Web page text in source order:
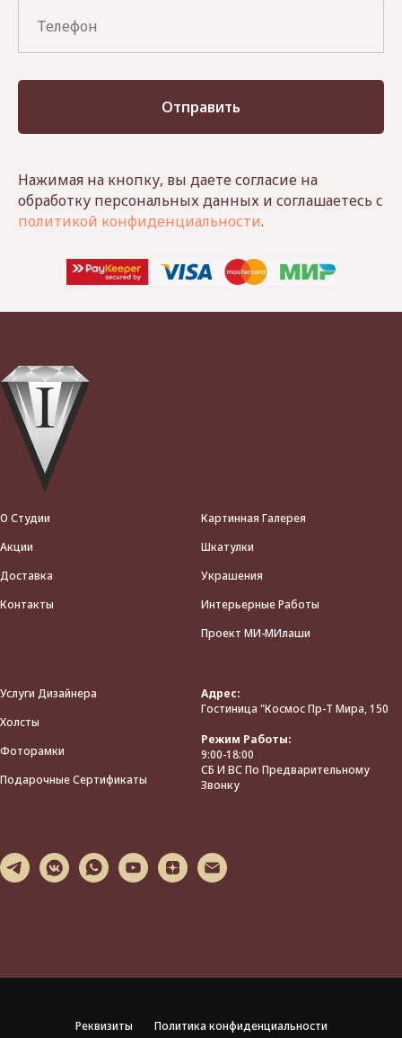
Отправить
Нажимая на кнопку, вы даете согласие на
обработку персональных данных и соглашаетесь c
политикой конфиденциальности.
О Студии
Акции
Доставка
Контакты
Картинная Галерея
Шкатулки
Украшения
Интерьерные Работы
Проект МИ-МИлаши
Услуги Дизайнера
Холсты
Фоторамки
Подарочные Сертификаты
Адрес:
Гостиница "Космос Пр-Т Мира, 150
Режим Работы:
9:00-18:00
СБ И ВС По Предварительному
Звонку
Реквизиты Политика конфиденциальности